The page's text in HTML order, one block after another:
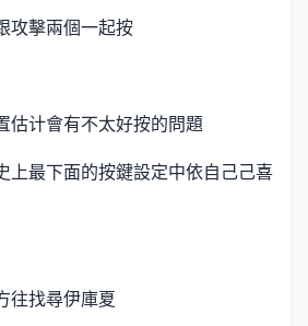
攻擊兩個一起按
估计會有不太好按的問題
上最下面的按鍵設定中依自己己喜
往找尋伊庫夏